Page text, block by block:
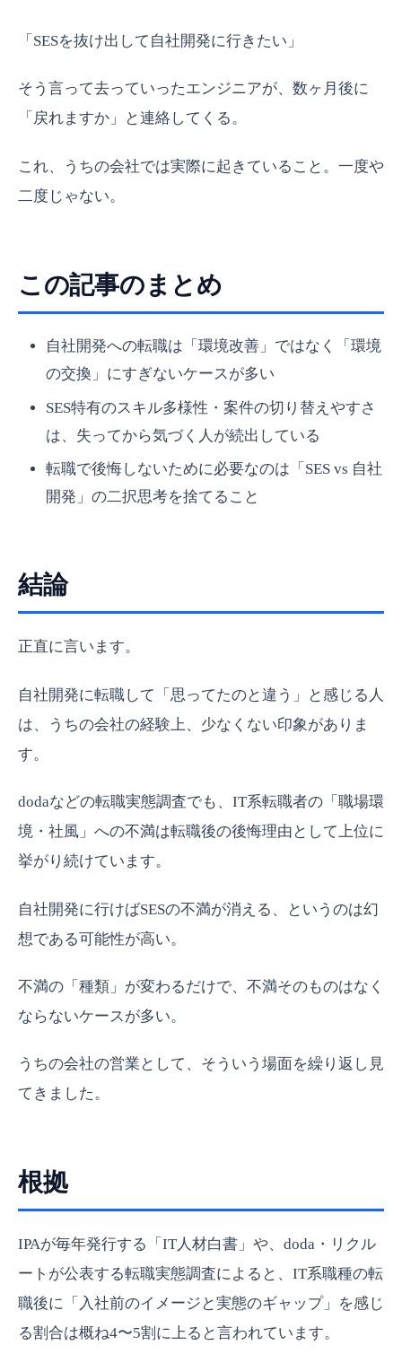
「SESを抜け出して自社開発に行きたい」
そう言って去っていったエンジニアが、数ヶ月後に
「戻れますか」と連絡してくる。
これ、うちの会社では実際に起きていること。一度や
二度じゃない。
この記事のまとめ
自社開発への転職は「環境改善」ではなく「環境
の交換」にすぎないケースが多い
SES特有のスキル多様性・案件の切り替えやすさ
は、失ってから気づく人が続出している
転職で後悔しないために必要なのは「SES vs 自社
開発」の二択思考を捨てること
結論
正直に言います。
自社開発に転職して「思ってたのと違う」と感じる人
は、うちの会社の経験上、少なくない印象がありま
す。
dodaなどの転職実態調査でも、IT系転職者の「職場環
境・社風」への不満は転職後の後悔理由として上位に
挙がり続けています。
自社開発に行けばSESの不満が消える、というのは幻
想である可能性が高い。
不満の「種類」が変わるだけで、不満そのものはなく
ならないケースが多い。
うちの会社の営業として、そういう場面を繰り返し見
てきました。
根拠
IPAが毎年発行する「IT人材白書」や、doda・リクル
ートが公表する転職実態調査によると、IT系職種の転
職後に「入社前のイメージと実態のギャップ」を感じ
る割合は概ね4〜5割に上ると言われています。